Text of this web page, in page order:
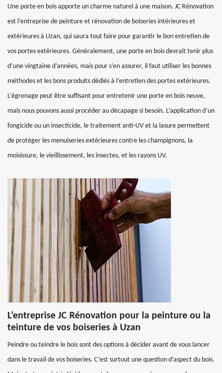
Une porte en bois apporte un charme naturel à une maison. JC Rénovation
est l’entreprise de peinture et rénovation de boiseries intérieures et
extérieures à Uzan, qui saura tout faire pour garantir le bon entretien de
vos portes extérieures. Généralement, une porte en bois devrait tenir plus
d’une vingtaine d’années, mais pour s’en assurer, il faut utiliser les bonnes
méthodes et les bons produits dédiés à l’entretien des portes extérieures.
L’égrenage peut être suffisant pour entretenir une porte en bois neuve,
mais nous pouvons aussi procéder au décapage si besoin. L’application d’un
fongicide ou un insecticide, le traitement anti-UV et la lasure permettent
de protéger les menuiseries extérieures contre les champignons, la
moisissure, le vieillissement, les insectes, et les rayons UV.
L’entreprise JC Rénovation pour la peinture ou la
teinture de vos boiseries à Uzan
Peindre ou teindre le bois sont des options à décider avant de vous lancer
dans le travail de vos boiseries. C’est surtout une question d’aspect du bois.